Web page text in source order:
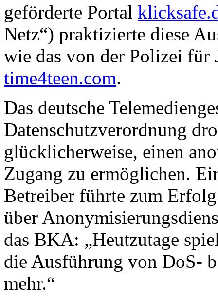
geförderte Portal
Netz“) praktizierte diese
wie das von der Polizei für
time4teen.com.
Das deutsche
Datenschutzverordnung
glücklicherweise, einen
Zugang zu ermöglichen.
Betreiber führte zum
über
das BKA: „Heutzutage
die Ausführung von DoS-
mehr.“